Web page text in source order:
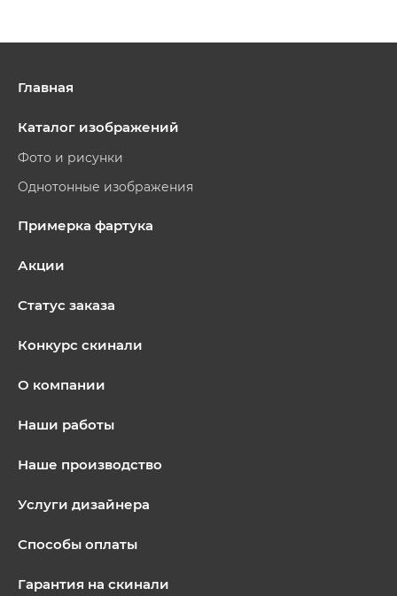
Главная
Каталог изображений
Фото и рисунки
Однотонные изображения
Примерка фартука
Акции
Статус заказа
Конкурс скинали
О компании
Наши работы
Наше производство
Услуги дизайнера
Способы оплаты
Гарантия на скинали